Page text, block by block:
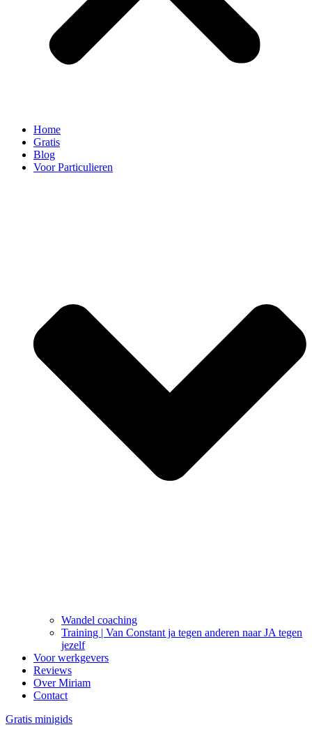
Home
Gratis
Blog
Voor Particulieren
Wandel coaching
Training | Van Constant ja tegen anderen naar JA tegen
jezelf
Voor werkgevers
Reviews
Over Miriam
Contact
Gratis minigids